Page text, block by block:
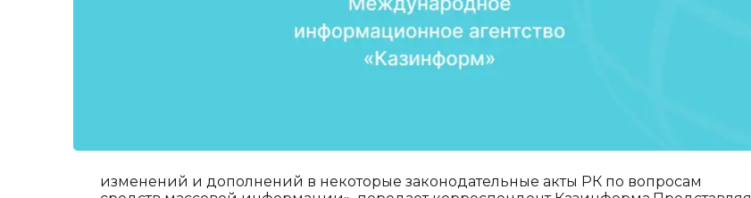
изменений и дополнений в некоторые законодательные акты РК по вопросам